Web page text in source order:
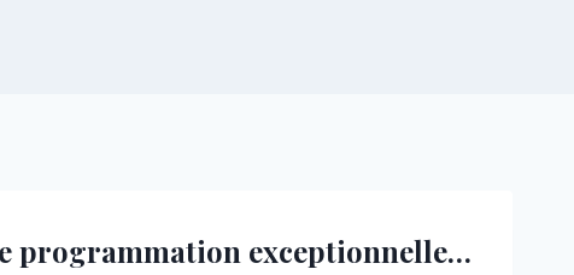
programmation exceptionnelle…